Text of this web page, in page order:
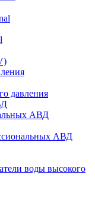
давления
АВД
АВД
воды высокого